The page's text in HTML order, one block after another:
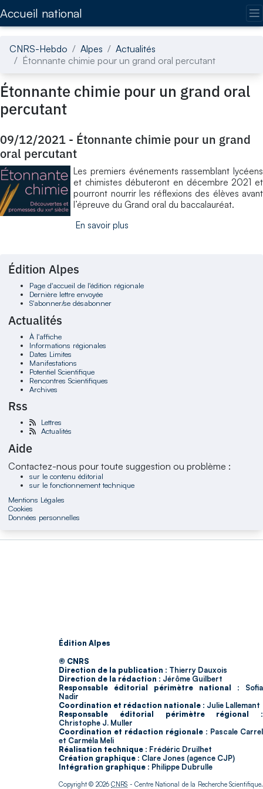
Accueil national
CNRS-Hebdo Alpes
Actualités
Étonnante chimie pour un grand oral percutant
Étonnante chimie pour un grand oral
percutant
09/12/2021 - Étonnante chimie pour un grand
oral percutant
Les premiers événements rassemblant lycéens
et chimistes débuteront en décembre 2021 et
pourront nourrir les réflexions des élèves avant
l’épreuve du Grand oral du baccalauréat.
En savoir plus
Édition Alpes
Page d'accueil de l'édition régionale
Dernière lettre envoyée
S'abonner/se désabonner
Actualités
À l'affiche
Informations régionales
Dates Limites
Manifestations
Potentiel Scientifique
Rencontres Scientifiques
Archives
Rss
Lettres
Actualités
Aide
Contactez-nous pour toute suggestion ou problème :
sur le contenu éditorial
sur le fonctionnement technique
Mentions Légales
Cookies
Données personnelles
Édition Alpes
© CNRS
Direction de la publication : Thierry Dauxois
Direction de la rédaction : Jérôme Guilbert
Responsable éditorial périmètre national : Sofia
Nadir
Coordination et rédaction nationale : Julie Lallemant
Responsable éditorial périmètre régional :
Christophe J. Muller
Coordination et rédaction régionale : Pascale Carrel
et Carméla Meli
Réalisation technique : Frédéric Druilhet
Création graphique : Clare Jones (agence CJP)
Intégration graphique : Philippe Dubrulle
Copyright © 2026CNRS - Centre National de la Recherche Scientifique.